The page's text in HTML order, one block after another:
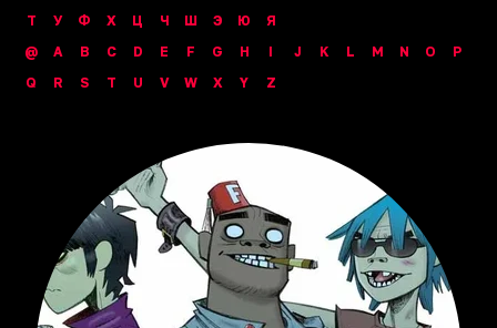
Т
У Ф Х Ц Ч Ш Э Ю
Я
@
A B C D E F G H I J K L M N O
P
Q
R S T U V W X Y Z